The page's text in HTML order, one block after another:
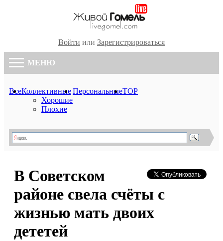
Войти или Зарегистрироваться
МЕНЮ
ВсеКоллективные
Хорошие
Плохие
ПерсональныеTOP
В Советском
районе свела счёты с
жизнью мать двоих
дететей